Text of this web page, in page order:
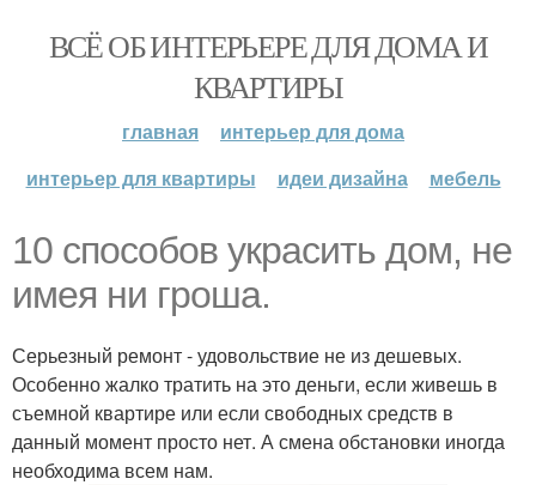
ВСЁ ОБ ИНТЕРЬЕРЕ ДЛЯ ДОМА И
КВАРТИРЫ
главная
интерьер для дома
интерьер для квартиры
идеи дизайна мебель
10 способов украсить дом, не
имея ни гроша.
Серьезный ремонт - удовольствие не из дешевых.
Особенно жалко тратить на это деньги, если живешь в
съемной квартире или если свободных средств в
данный момент просто нет. А смена обстановки иногда
необходима всем нам.